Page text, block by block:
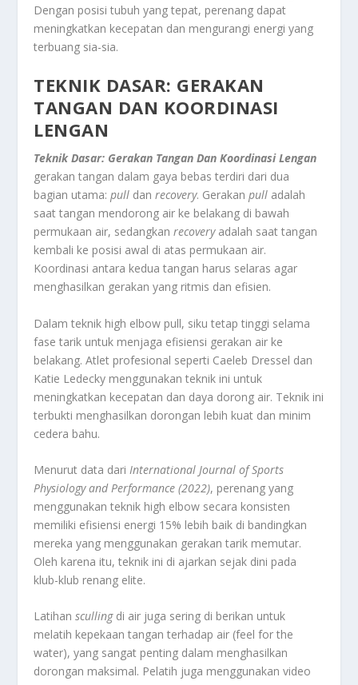
Dengan posisi tubuh yang tepat, perenang dapat
meningkatkan kecepatan dan mengurangi energi yang
terbuang sia-sia.
TEKNIK DASAR: GERAKAN
TANGAN DAN KOORDINASI
LENGAN
Teknik Dasar: Gerakan Tangan Dan Koordinasi Lengan
gerakan tangan dalam gaya bebas terdiri dari dua
bagian utama:pull danrecovery. Gerakanpull adalah
saat tangan mendorong air ke belakang di bawah
permukaan air, sedangkanrecoveryadalah saat tangan
kembali ke posisi awal di atas permukaan air.
Koordinasi antara kedua tangan harus selaras agar
menghasilkan gerakan yang ritmis dan efisien.
Dalam teknik high elbow pull, siku tetap tinggi selama
fase tarik untuk menjaga efisiensi gerakan air ke
belakang. Atlet profesional seperti Caeleb Dressel dan
Katie Ledecky menggunakan teknik ini untuk
meningkatkan kecepatan dan daya dorong air. Teknik ini
terbukti menghasilkan dorongan lebih kuat dan minim
cedera bahu.
Menurut data dariInternational Journal of Sports
Physiology and Performance (2022), perenang yang
menggunakan teknik high elbow secara konsisten
memiliki efisiensi energi 15% lebih baik di bandingkan
mereka yang menggunakan gerakan tarik memutar.
Oleh karena itu, teknik ini di ajarkan sejak dini pada
klub-klub renang elite.
Latihanscullingdi air juga sering di berikan untuk
melatih kepekaan tangan terhadap air (feel for the
water), yang sangat penting dalam menghasilkan
dorongan maksimal. Pelatih juga menggunakan video